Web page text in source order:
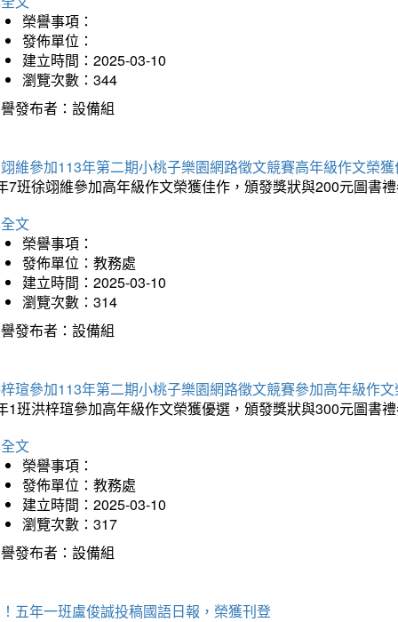
榮譽事項：
發佈單位：
建立時間：2025-03-10
瀏覽次數：344
發布者：設備組
維參加113年第二期小桃子樂園網路徵文競賽高年級作文榮
7班徐翊維參加高年級作文榮獲佳作，頒發獎狀與200元圖書
文
榮譽事項：
發佈單位：教務處
建立時間：2025-03-10
瀏覽次數：314
發布者：設備組
瑄參加113年第二期小桃子樂園網路徵文競賽參加高年級作
1班洪梓瑄參加高年級作文榮獲優選，頒發獎狀與300元圖書
文
榮譽事項：
發佈單位：教務處
建立時間：2025-03-10
瀏覽次數：317
發布者：設備組
五年一班盧俊誠投稿國語日報，榮獲刊登